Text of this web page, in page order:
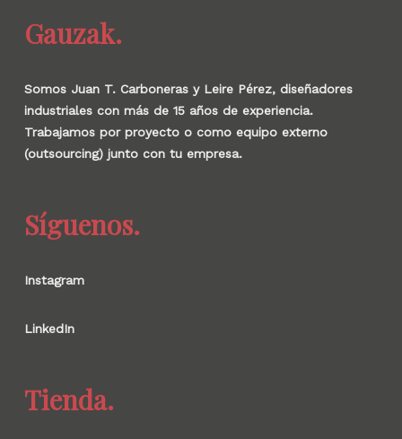
Gauzak.
Somos Juan T. Carboneras y Leire Pérez, diseñadores
industriales con más de 15 años de experiencia.
Trabajamos por proyecto o como equipo externo
(outsourcing) junto con tu empresa.
Síguenos.
Instagram
LinkedIn
Tienda.